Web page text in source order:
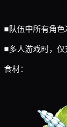
■队伍中所有角
■多人游戏时，仅
食材：